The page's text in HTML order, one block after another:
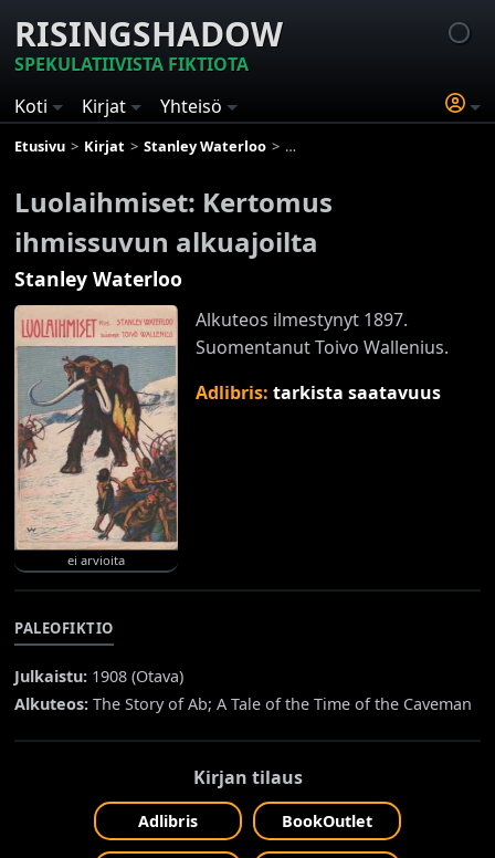
RISINGSHADOW
SPEKULATIIVISTA FIKTIOTA
Koti
Kirjat Yhteisö
Etusivu Kirjat Stanley Waterloo Luolaihmiset: Kertomus
Luolaihmiset: Kertomus
ihmissuvun alkuajoilta
Stanley Waterloo
ei arvioita
Alkuteos ilmestynyt 1897.
Suomentanut Toivo Wallenius.
Adlibris: tarkista saatavuus
PALEOFIKTIO
Julkaistu: 1908 (Otava)
Alkuteos: The Story of Ab; A Tale of the Time of the Caveman
Kirjan tilaus
Adlibris BookOutlet